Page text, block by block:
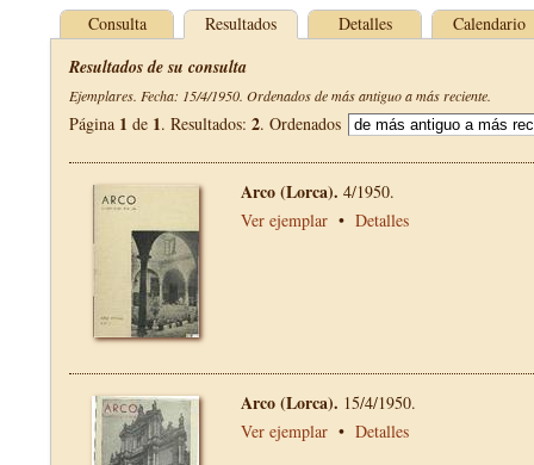
Consulta Resultados Detalles Calendario
Resultados de su consulta
Ejemplares. Fecha: 15/4/1950. Ordenados de más antiguo a más reciente.
Página 1 de 1. Resultados: 2. Ordenados
Arco (Lorca). 4/1950.
Ver ejemplar • Detalles
Arco (Lorca). 15/4/1950.
Ver ejemplar • Detalles